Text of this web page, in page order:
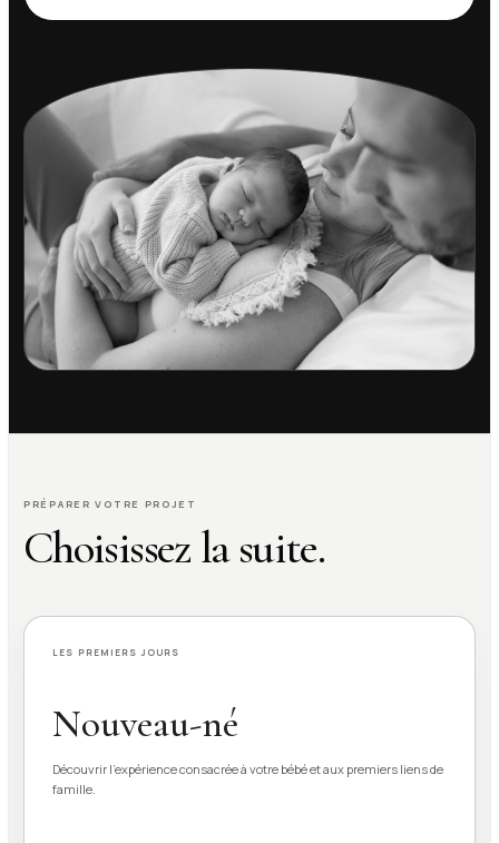
PRÉPARER VOTRE PROJET
Choisissez la suite.
LES PREMIERS JOURS
Nouveau-né
Découvrir l’expérience consacrée à votre bébé et aux premiers liens de
famille.